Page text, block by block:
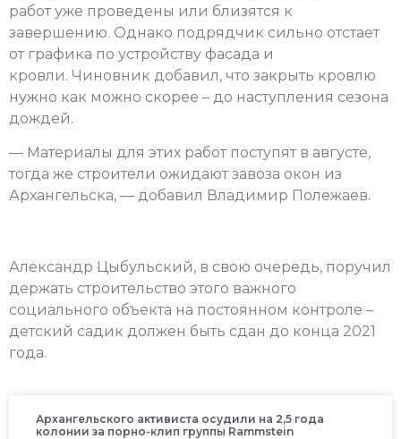
работ уже проведены или близятся к
завершению. Однако подрядчик сильно отстает
от графика по устройству фасада и
кровли. Чиновник добавил, что закрыть кровлю
нужно как можно скорее – до наступления сезона
дождей.
— Материалы для этих работ поступят в августе,
тогда же строители ожидают завоза окон из
Архангельска, — добавил Владимир Полежаев.
Александр Цыбульский, в свою очередь, поручил
держать строительство этого важного
социального объекта на постоянном контроле –
детский садик должен быть сдан до конца 2021
года.
Архангельского активиста осудили на 2,5 года
колонии за порно-клип группы Rammstein